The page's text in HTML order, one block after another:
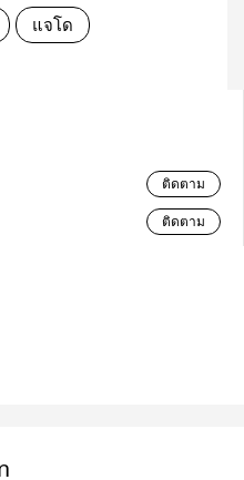
แจโด
ติดตาม
ติดตาม